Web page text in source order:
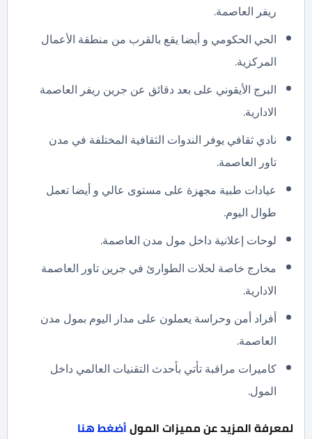
ريفر العاصمة.
الحي الحكومي و أيضا يقع بالقرب من منطقة الأعمال
المركزية.
البرج الأيقوني على بعد دقائق عن جرين ريفر العاصمة
الادارية.
نادي ثقافي يوفر الندوات الثقافية المختلفة في مدن
تاور العاصمة.
عيادات طبية مجهزة على مستوى عالي و أيضا تعمل
طوال اليوم.
لوحات إعلانية داخل مول مدن العاصمة.
مخارج خاصة لحلات الطوارئ في جرين تاور العاصمة
الادارية.
أفراد أمن وحراسة يعملون على مدار اليوم بمول مدن
العاصمة.
كاميرات مراقبة تأتي بأحدث التقنيات العالمي داخل
المول.
لمعرفة المزيد عن مميزات المولأضغط هنا